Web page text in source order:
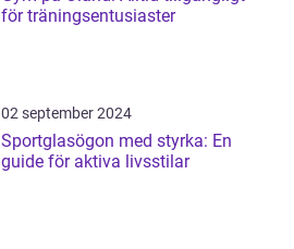
för träningsentusiaster
02 september 2024
Sportglasögon med styrka: En
guide för aktiva livsstilar